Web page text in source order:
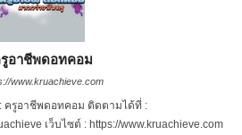
อาชีพดอทคอม
www.kruachieve.com
ครูอาชีพดอทคอม ติดตามได้ที่ :
เว็บไซต์ : https://www.kruachieve.com